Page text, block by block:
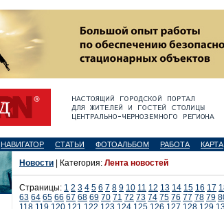
НАВИГАТОР СТАТЬИ ФОТОАЛЬБОМ РАБОТА КАРТА
Новости | Категория: Лента новостей
Страницы: 1 2 3 4 5 6 7 8 9 10 11 12 13 14 15 16 17
63 64 65 66 67 68 69 70 71 72 73 74 75 76 77 78 79
118 119 120 121 122 123 124 125 126 127 128 129